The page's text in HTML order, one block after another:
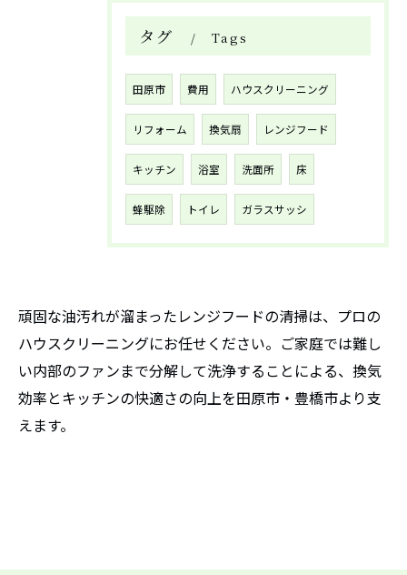
タグ Tags
田原市 費用 ハウスクリーニング
リフォーム 換気扇 レンジフード
キッチン 浴室 洗面所 床
蜂駆除 トイレ ガラスサッシ
頑固な油汚れが溜まったレンジフードの清掃は、プロの
ハウスクリーニングにお任せください。ご家庭では難し
い内部のファンまで分解して洗浄することによる、換気
効率とキッチンの快適さの向上を田原市・豊橋市より支
えます。